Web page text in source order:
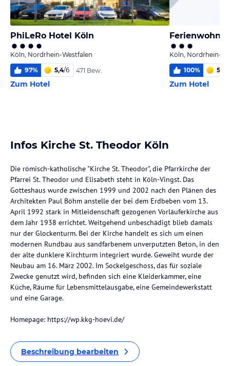
PhiLeRo Hotel Köln
Köln, Nordrhein-Westfalen
97% 5,4/6 471 Bew.
Zum Hotel
Köln, Nordrhein-
100% 5,0
Zum Hotel
Infos Kirche St. Theodor Köln
Die römisch-katholische "Kirche St. Theodor", die Pfarrkirche der
Pfarrei St. Theodor und Elisabeth steht in Köln-Vingst. Das
Gotteshaus wurde zwischen 1999 und 2002 nach den Plänen des
Architekten Paul Böhm anstelle der bei dem Erdbeben vom 13.
April 1992 stark in Mitleidenschaft gezogenen Vorläuferkirche aus
dem Jahr 1938 errichtet. Weitgehend unbeschädigt blieb damals
nur der Glockenturm. Bei der Kirche handelt es sich um einen
modernen Rundbau aus sandfarbenem unverputzten Beton, in den
der alte dunklere Kirchturm integriert wurde. Geweiht wurde der
Neubau am 16. März 2002. Im Sockelgeschoss, das für soziale
Zwecke genutzt wird, befinden sich eine Kleiderkammer, eine
Küche, Räume für Lebensmittelausgabe, eine Gemeindewerkstatt
und eine Garage.
Homepage: https://wp.kkg-hoevi.de/
Beschreibung bearbeiten